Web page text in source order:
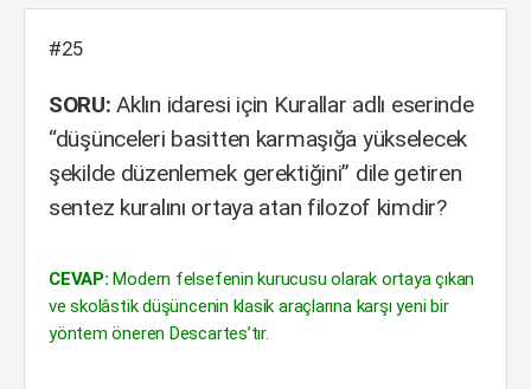
#25
SORU: Aklın idaresi için Kurallar adlı eserinde
“düşünceleri basitten karmaşığa yükselecek
şekilde düzenlemek gerektiğini” dile getiren
sentez kuralını ortaya atan filozof kimdir?
CEVAP: Modern felsefenin kurucusu olarak ortaya çıkan
ve skolâstik düşüncenin klasik araçlarına karşı yeni bir
yöntem öneren Descartes’tır.